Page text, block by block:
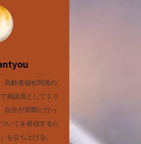
高齢者福祉関係の
相談員として１０
自分が実際に行っ
いてを発信するた
を立ち上げる。